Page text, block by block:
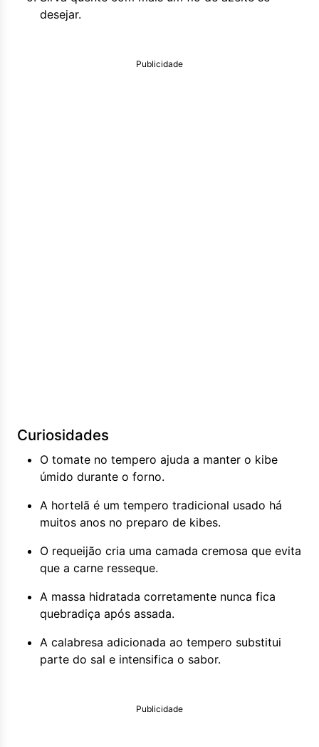
desejar.
Publicidade
Curiosidades
O tomate no tempero ajuda a manter o kibe
úmido durante o forno.
A hortelã é um tempero tradicional usado há
muitos anos no preparo de kibes.
O requeijão cria uma camada cremosa que evita
que a carne resseque.
A massa hidratada corretamente nunca fica
quebradiça após assada.
A calabresa adicionada ao tempero substitui
parte do sal e intensifica o sabor.
Publicidade